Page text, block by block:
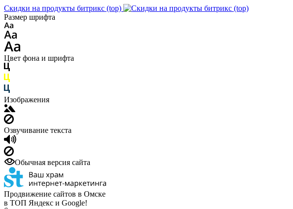
Скидки на продукты битрикс (top)
Размер шрифта
Цвет фона и шрифта
Изображения
Озвучивание текста
Обычная версия сайта
Продвижение сайтов в Омске
в ТОП Яндекс и Google!